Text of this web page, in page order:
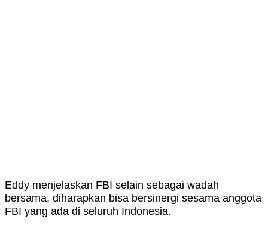
Eddy menjelaskan FBI selain sebagai wadah
bersama, diharapkan bisa bersinergi sesama anggota
FBI yang ada di seluruh Indonesia.